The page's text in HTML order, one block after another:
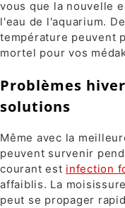
vous que la nouvelle
l'eau de l'aquarium.
température peuvent
mortel pour vos
Problèmes
solutions
Même avec la
peuvent survenir
courant est infection
affaiblis. La
peut se propager